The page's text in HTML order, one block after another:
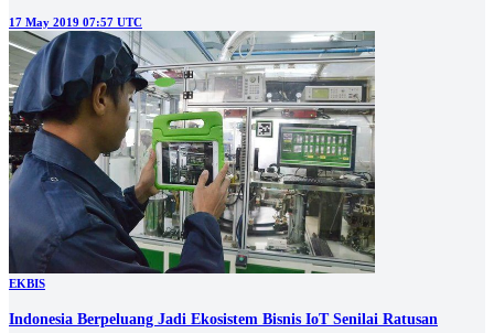
17 May 2019 07:57 UTC
EKBIS
Indonesia Berpeluang Jadi Ekosistem Bisnis IoT Senilai Ratusan